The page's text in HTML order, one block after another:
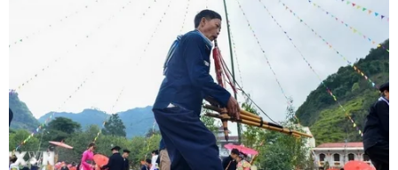
ASEAN 2026 tại Hong Kong
07/08/2026 15:44
Khai mạc Lễ hội Việt Nam - Hàn
Quốc 2026 rực rỡ sắc màu văn hóa